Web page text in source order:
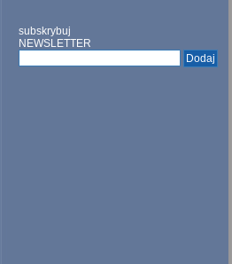
subskrybuj
NEWSLETTER